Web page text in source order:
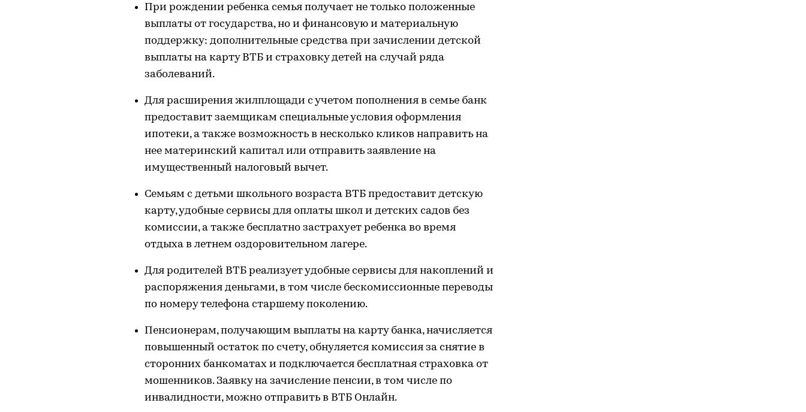
При рождении ребенка семья получает не только положенные
выплаты от государства, но и финансовую и материальную
поддержку: дополнительные средства при зачислении детской
выплаты на карту ВТБ и страховку детей на случай ряда
заболеваний.
Для расширения жилплощади с учетом пополнения в семье банк
предоставит заемщикам специальные условия оформления
ипотеки, а также возможность в несколько кликов направить на
нее материнский капитал или отправить заявление на
имущественный налоговый вычет.
Семьям с детьми школьного возраста ВТБ предоставит детскую
карту, удобные сервисы для оплаты школ и детских садов без
комиссии, а также бесплатно застрахует ребенка во время
отдыха в летнем оздоровительном лагере.
Для родителей ВТБ реализует удобные сервисы для накоплений и
распоряжения деньгами, в том числе бескомиссионные переводы
по номеру телефона старшему поколению.
Пенсионерам, получающим выплаты на карту банка, начисляется
повышенный остаток по счету, обнуляется комиссия за снятие в
сторонних банкоматах и подключается бесплатная страховка от
мошенников. Заявку на зачисление пенсии, в том числе по
инвалидности, можно отправить в ВТБ Онлайн.